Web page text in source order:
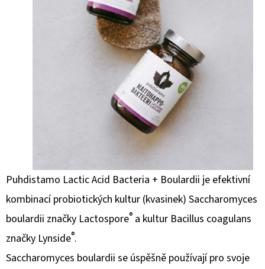
Puhdistamo Lactic Acid Bacteria + Boulardii je efektivní
kombinací probiotických kultur (kvasinek) Saccharomyces
boulardii značky Lactospore® a kultur Bacillus coagulans
značky Lynside®.
Saccharomyces boulardii se úspěšně používají pro svoje